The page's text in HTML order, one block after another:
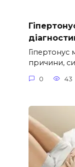
Гіпертонус
причини,
0 43